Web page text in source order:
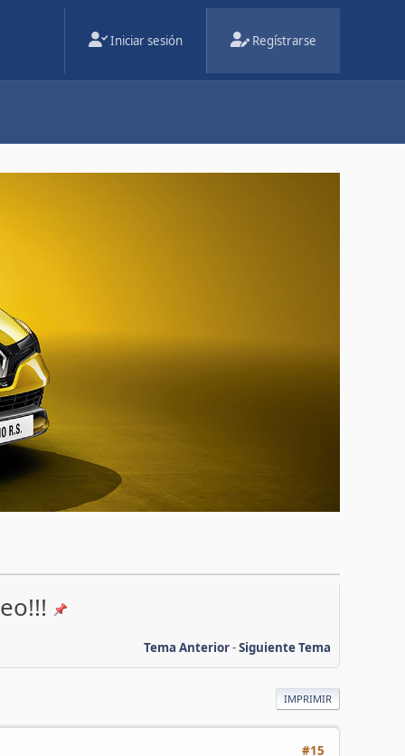
Iniciar sesión Regístrarse
Tema Anterior-Siguiente Tema
IMPRIMIR
#15